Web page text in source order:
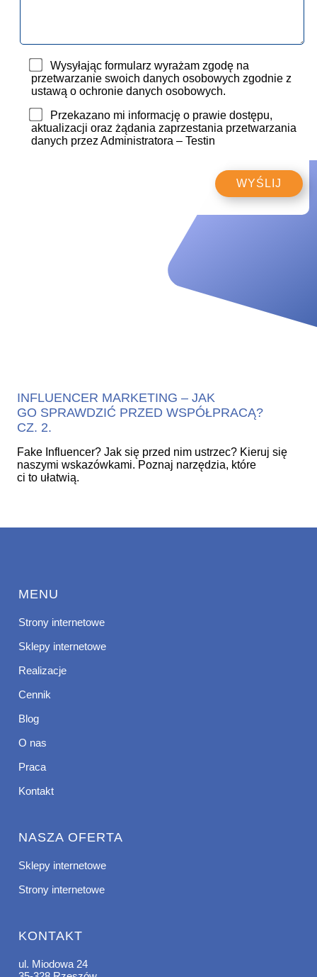
Wysyłając formularz wyrażam zgodę na
przetwarzanie swoich danych osobowych zgodnie z
ustawą o ochronie danych osobowych.
Przekazano mi informację o prawie dostępu,
aktualizacji oraz żądania zaprzestania przetwarzania
danych przez Administratora – Testin
INFLUENCER MARKETING – JAK
GO SPRAWDZIĆ PRZED WSPÓŁPRACĄ?
CZ. 2.
Fake Influencer? Jak się przed nim ustrzec? Kieruj się
naszymi wskazówkami. Poznaj narzędzia, które
ci to ułatwią.
MENU
Strony internetowe
Sklepy internetowe
Realizacje
Cennik
Blog
O nas
Praca
Kontakt
NASZA OFERTA
Sklepy internetowe
Strony internetowe
KONTAKT
ul. Miodowa 24